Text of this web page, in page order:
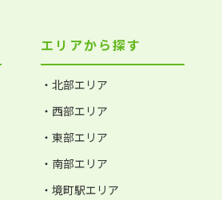
エリアから探す
・北部エリア
・西部エリア
・東部エリア
・南部エリア
・境町駅エリア